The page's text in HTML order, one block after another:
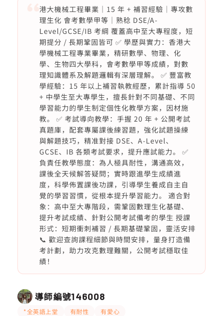
港大機械工程畢業｜15 年 + 補習經驗｜專攻數
理生化 會考數學甲等｜熟稔 DSE/A-
Level/GCSE/IB 考綱 覆蓋高中至大專程度，短
期提分 / 長期鞏固皆可 ✅ 學歷與實力：香港大
學機械工程專業畢業，精研數學、物理、化
學、生物四大學科，會考數學甲等成績，對數
理知識體系及解題邏輯有深層理解。 ✅ 豐富教
學經驗：15 年以上補習執教經歷，累計指導 50
+ 中學生至大專學生，擅長針對不同基礎、不同
學習能力的學生制定個性化教學方案，因材施
教。 ✅ 考試導向教學：手握 20 年 + 公開考試
真題庫，配套專屬課後練習題，強化試題操練
與解題技巧，精准對接 DSE、A-Level、
GCSE、IB 各類考試要求，提升應試能力。 ✅
負責任教學態度：為人極具耐性，溝通高效，
課後全天候解答疑問；實時跟進學生成績進
度，科學佈置課後功課，引導學生養成自主自
覺的學習習慣，從根本提升學習能力。 適合對
象：高中至大專階段，需鞏固數理生化基礎、
提升考試成績、針對公開考試備考的學生 授課
形式：短期衝刺補習 / 長期基礎鞏固，靈活安排
📞 歡迎查詢課程細節與時間安排，量身打造備
考計劃，助力攻克數理難關，公開考試穩取佳
績！
導師編號146008
*全英語上堂 有耐性 有愛心